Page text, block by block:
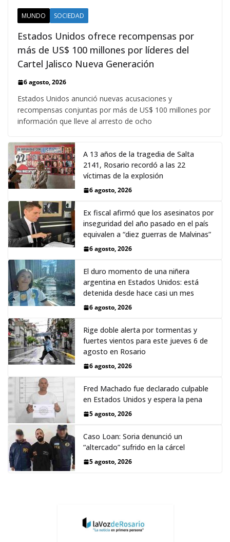
MUNDO SOCIEDAD
Estados Unidos ofrece recompensas por
más de US$ 100 millones por líderes del
Cartel Jalisco Nueva Generación
6 agosto, 2026
Estados Unidos anunció nuevas acusaciones y
recompensas conjuntas por más de US$ 100 millones por
información que lleve al arresto de ocho
A 13 años de la tragedia de Salta
2141, Rosario recordó a las 22
víctimas de la explosión
6 agosto, 2026
Ex fiscal afirmó que los asesinatos por
inseguridad del año pasado en el país
equivalen a “diez guerras de Malvinas”
6 agosto, 2026
El duro momento de una niñera
argentina en Estados Unidos: está
detenida desde hace casi un mes
6 agosto, 2026
Rige doble alerta por tormentas y
fuertes vientos para este jueves 6 de
agosto en Rosario
6 agosto, 2026
Fred Machado fue declarado culpable
en Estados Unidos y espera la pena
5 agosto, 2026
Caso Loan: Soria denunció un
“altercado” sufrido en la cárcel
5 agosto, 2026